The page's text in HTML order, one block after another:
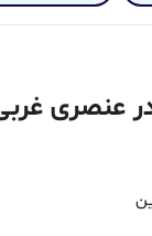
در عنصری